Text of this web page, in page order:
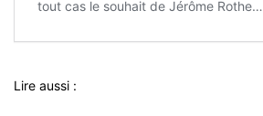
tout cas le souhait de Jérôme Rothe…
Lire aussi :